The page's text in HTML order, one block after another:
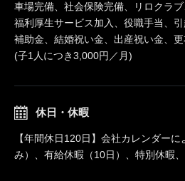
車場完備、社会保険完備、リロクラブ
福利厚生サービス加入、役職手当、
補助金、結婚祝い金、出産祝い金、
(子1人につき3,000円／月)
休日・休暇
【年間休日120日】会社カレンダー
み）、有給休暇（10日）、特別休暇